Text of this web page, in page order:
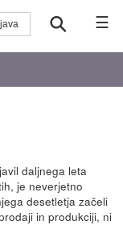
☰
daljnega leta
je neverjetno
desetletja začeli
in produkciji, ni